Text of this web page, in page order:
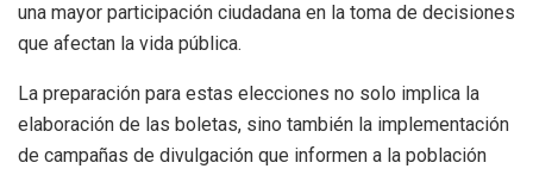
una mayor participación ciudadana en la toma de decisiones
que afectan la vida pública.
La preparación para estas elecciones no solo implica la
elaboración de las boletas, sino también la implementación
de campañas de divulgación que informen a la población